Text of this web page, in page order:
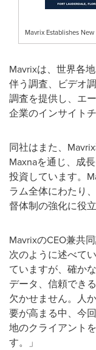
Mavrix Establishes
Mavrixは、世界各
伴う調査、ビデオ
調査を提供し、エ
企業のインサイト
同社はまた、
Maxnaを通じ、成
投資しています。
ラム全体にわたり
督体制の強化に役立
MavrixのCEO兼共
次のように述べて
ていますが、確か
データ、信頼でき
欠かせません。人
要が高まる中、今
地のクライアント
す。」